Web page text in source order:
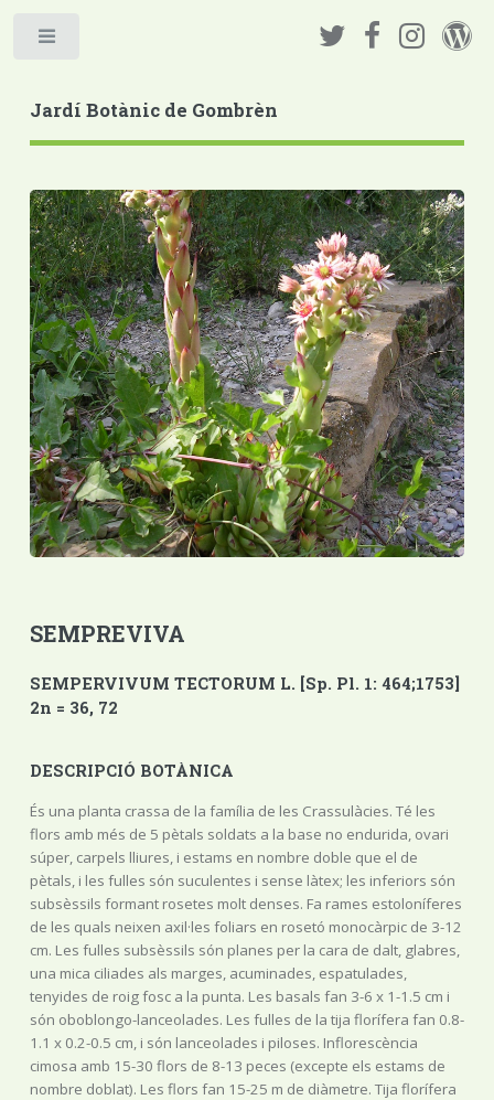
Jardí Botànic de Gombrèn
SEMPREVIVA
SEMPERVIVUM TECTORUM L. [Sp. Pl. 1: 464;1753]
2n = 36, 72
DESCRIPCIÓ BOTÀNICA
És una planta crassa de la família de les Crassulàcies. Té les
flors amb més de 5 pètals soldats a la base no endurida, ovari
súper, carpels lliures, i estams en nombre doble que el de
pètals, i les fulles són suculentes i sense làtex; les inferiors són
subsèssils formant rosetes molt denses. Fa rames estoloníferes
de les quals neixen axil·les foliars en rosetó monocàrpic de 3-12
cm. Les fulles subsèssils són planes per la cara de dalt, glabres,
una mica ciliades als marges, acuminades, espatulades,
tenyides de roig fosc a la punta. Les basals fan 3-6 x 1-1.5 cm i
són oboblongo-lanceolades. Les fulles de la tija florífera fan 0.8-
1.1 x 0.2-0.5 cm, i són lanceolades i piloses. Inflorescència
cimosa amb 15-30 flors de 8-13 peces (excepte els estams de
nombre doblat). Les flors fan 15-25 m de diàmetre. Tija florífera